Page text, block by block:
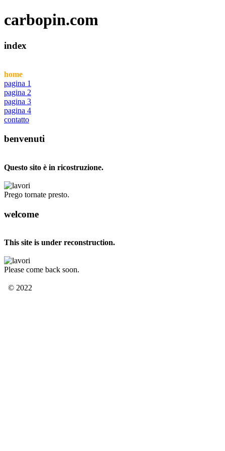
carbopin.com
index
home
pagina 1
pagina 2
pagina 3
pagina 4
contatto
benvenuti
Questo sito è in ricostruzione.
Prego tornate presto.
welcome
This site is under reconstruction.
Please come back soon.
© 2022